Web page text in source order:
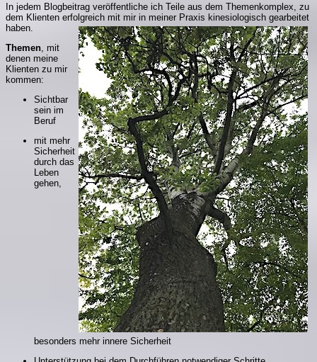
In jedem Blogbeitrag veröffentliche ich Teile aus dem Themenkomplex, zu
dem Klienten erfolgreich mit mir in meiner Praxis kinesiologisch gearbeitet
haben.
Themen , mit
denen meine
Klienten zu mir
kommen:
Sichtbar
sein im
Beruf
mit mehr
Sicherheit
durch das
Leben
gehen,
besonders mehr innere Sicherheit